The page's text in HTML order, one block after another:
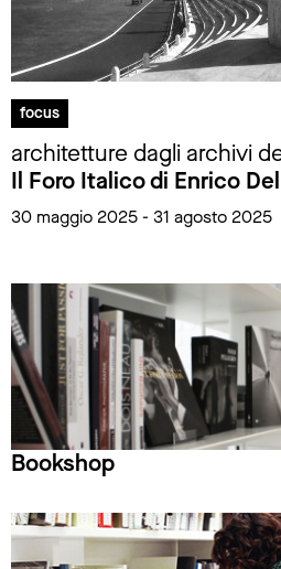
focus
architetture dagli archivi
Il Foro Italico di Enrico
30 maggio 2025 - 31 agosto 2025
Bookshop